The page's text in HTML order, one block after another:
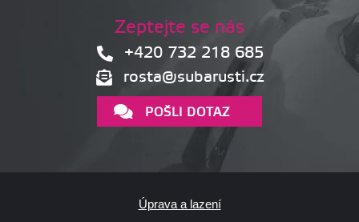
Zeptejte se nás
+420 732 218 685
rosta@subarusti.cz
POŠLI DOTAZ
Úprava a lazení